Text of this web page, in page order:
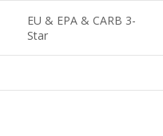
EU & EPA & CARB 3-
Star